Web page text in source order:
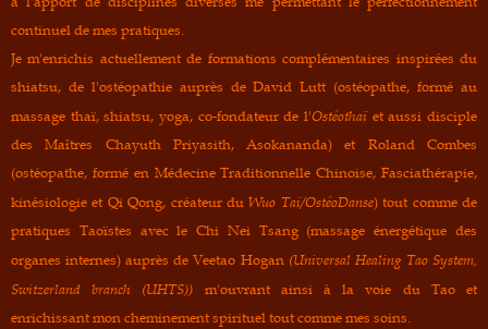
continuel de mes pratiques.
Je m'enrichis actuellement de formations complémentaires inspirées du
shiatsu, de l'ostéopathie auprès de David Lutt (ostéopathe, formé au
massage thaï, shiatsu, yoga, co-fondateur de l'Ostéothaïet aussi disciple
des Maîtres Chayuth Priyasith, Asokananda) et Roland Combes
(ostéopathe, formé en Médecine Traditionnelle Chinoise, Fasciathérapie,
kinésiologie et Qi Qong, créateur duWuo Taï/OstéoDanse) tout comme de
pratiques Taoïstes avec le Chi Nei Tsang (massage énergétique des
organes internes) auprès de Veetao Hogan (Universal Healing Tao System,
Switzerland branch (UHTS)) m'ouvrant ainsi à la voie du Tao et
enrichissant mon cheminement spirituel tout comme mes soins.